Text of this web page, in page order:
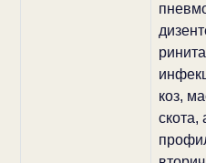
коз,
скота,